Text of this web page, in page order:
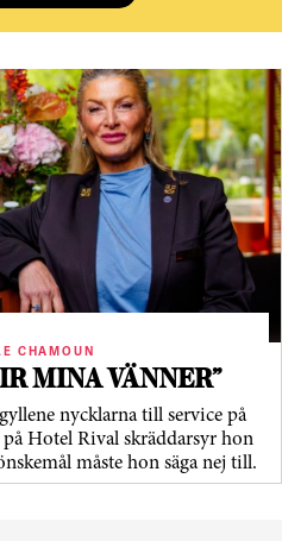
CHAMOUN
MINA VÄNNER”
nycklarna till service på
Hotel Rival skräddarsyr hon
måste hon säga nej till.